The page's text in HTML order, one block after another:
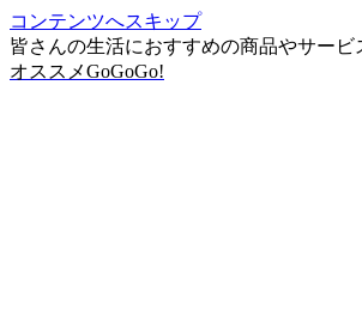
コンテンツへスキップ
皆さんの生活におすすめの商品やサービ
オススメGoGoGo!